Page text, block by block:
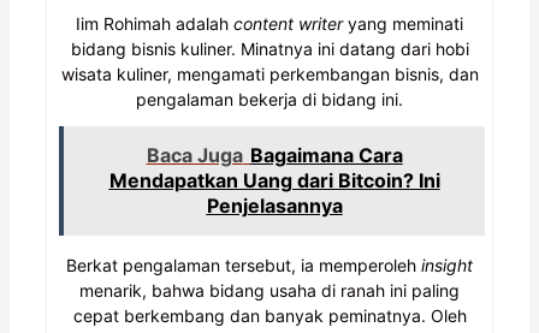
Iim Rohimah adalah content writeryang meminati
bidang bisnis kuliner. Minatnya ini datang dari hobi
wisata kuliner, mengamati perkembangan bisnis, dan
pengalaman bekerja di bidang ini.
Baca Juga Bagaimana Cara
Mendapatkan Uang dari Bitcoin? Ini
Penjelasannya
Berkat pengalaman tersebut, ia memperoleh insight
menarik, bahwa bidang usaha di ranah ini paling
cepat berkembang dan banyak peminatnya. Oleh